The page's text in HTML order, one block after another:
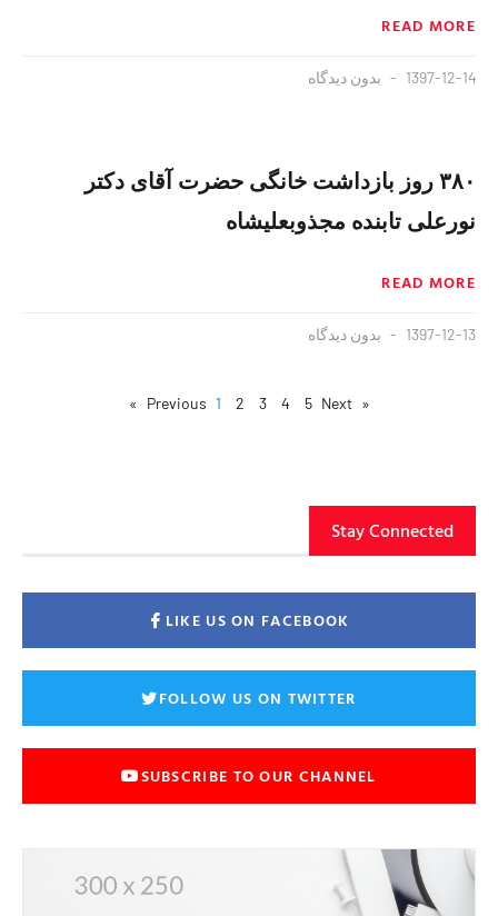
READ MORE
1397-12-14 بدون دیدگاه
۳۸۰ روز بازداشت خانگی حضرت آقای دکتر
نورعلی تابنده مجذوبعلیشاه
READ MORE
1397-12-13 بدون دیدگاه
« Previous
1 2 3 4 5 Next »
Stay Connected
LIKE US ON FACEBOOK
FOLLOW US ON TWITTER
SUBSCRIBE TO OUR CHANNEL